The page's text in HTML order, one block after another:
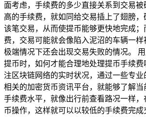
面考虑，手续费的多少直接关系到交易
高的手续费，就如同给交易插上了翅膀
该笔交易，从而使提币能够更快地完成；
费，交易可能就会像陷入泥沼的车辆一
极端情况下还会出现交易失败的情况。 用
提币时，如何才能合理地处理提币手续
注区块链网络的实时状况，通过一些专
相关的加密货币资讯平台，就能够了解当
手续费水平，就像出行前查看路况一样
币操作，这样就可以以较低的手续费完